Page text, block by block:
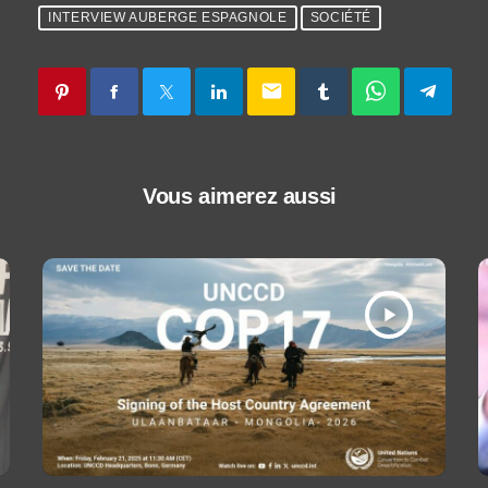
INTERVIEW AUBERGE ESPAGNOLE SOCIÉTÉ
email
Vous aimerez aussi
play_arrow